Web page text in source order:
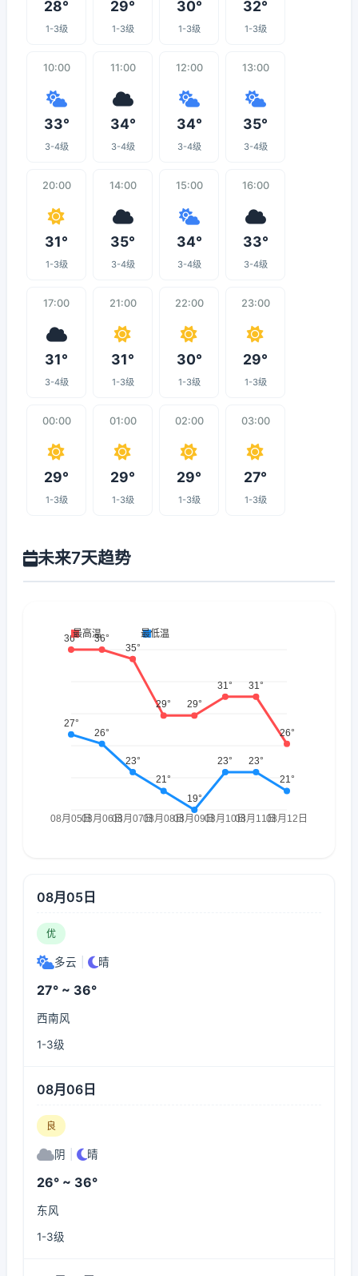
28°
1-3级
29°
1-3级
30°
1-3级
32°
1-3级
10:00
33°
3-4级
11:00
34°
3-4级
12:00
34°
3-4级
13:00
35°
3-4级
20:00
31°
1-3级
14:00
35°
3-4级
15:00
34°
3-4级
16:00
33°
3-4级
17:00
31°
3-4级
21:00
31°
1-3级
22:00
30°
1-3级
23:00
29°
1-3级
00:00
29°
1-3级
01:00
29°
1-3级
02:00
29°
1-3级
03:00
27°
1-3级
未来7天趋势
08月05日
优
多云 晴
27° ~ 36°
西南风
1-3级
08月06日
良
阴 晴
26° ~ 36°
东风
1-3级